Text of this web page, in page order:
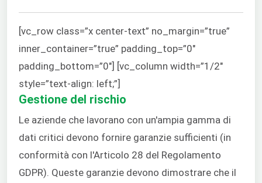
[vc_row class=”x center-text” no_margin=”true”
inner_container=”true” padding_top=”0″
padding_bottom=”0″] [vc_column width=”1/2″
style=”text-align: left;”]
Gestione del rischio
Le aziende che lavorano con un'ampia gamma di
dati critici devono fornire garanzie sufficienti (in
conformità con l'Articolo 28 del Regolamento
GDPR). Queste garanzie devono dimostrare che il